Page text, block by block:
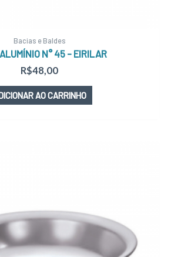
Bacias e Baldes
N° 45 – EIRILAR
R$48,00
AO CARRINHO